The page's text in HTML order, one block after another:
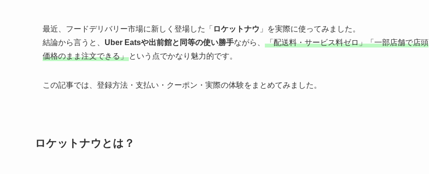
最近、フードデリバリー市場に新しく登場した「 ロケットナウ 」を実際に使ってみました。
結論から言うと、 Uber Eatsや出前館と同等の使い勝手ながら、
「配送料・サービス料ゼロ」「一部店舗で店頭
価格のまま注文できる」 という点でかなり魅力的です。
この記事では、登録方法・支払い・クーポン・実際の体験をまとめてみました。
ロケットナウとは？